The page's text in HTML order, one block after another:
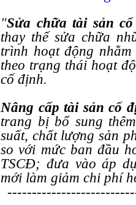
"Sửa chữa tài sản
thay thế sửa chữa
trình hoạt động
theo trạng thái hoạt
cố định.
Nâng cấp tài sản cố
trang bị bổ sung
suất, chất lượng sản
so với mức ban đầu
TSCĐ; đưa vào áp
mới làm giảm chi phí